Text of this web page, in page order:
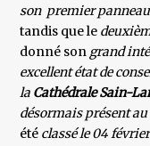
son premier
tandis que le
donné son grand
excellent état de
la Cathédrale Sain-
désormais présent au
été classé le 04